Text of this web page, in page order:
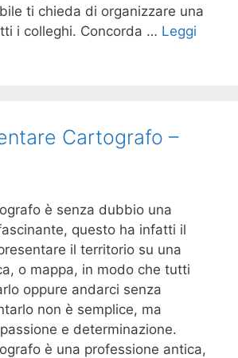
ti chieda di organizzare una
i colleghi. Concorda … Leggi
Cartografo –
è senza dubbio una
questo ha infatti il
il territorio su una
o mappa, in modo che tutti
oppure andarci senza
non è semplice, ma
e determinazione.
è una professione antica,